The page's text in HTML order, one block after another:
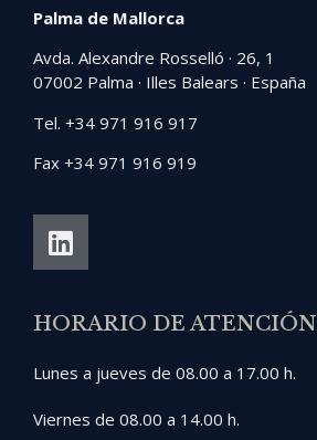
Palma de Mallorca
Avda. Alexandre Rosselló · 26, 1
07002 Palma · Illes Balears · España
Tel. +34 971 916 917
Fax +34 971 916 919
HORARIO DE ATENCIÓN
Lunes a jueves de 08.00 a 17.00 h.
Viernes de 08.00 a 14.00 h.